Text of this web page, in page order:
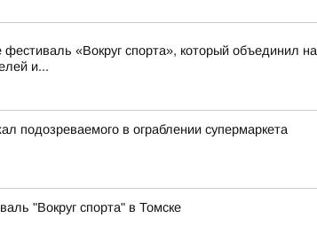
«Вокруг спорта», который объединил
и...
подозреваемого в ограблении супермаркета
"Вокруг спорта" в Томске